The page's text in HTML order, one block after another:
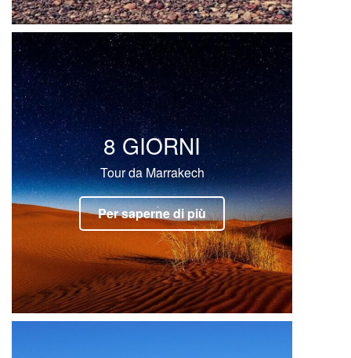
8 GIORNI
Tour da Marrakech
Per saperne di più